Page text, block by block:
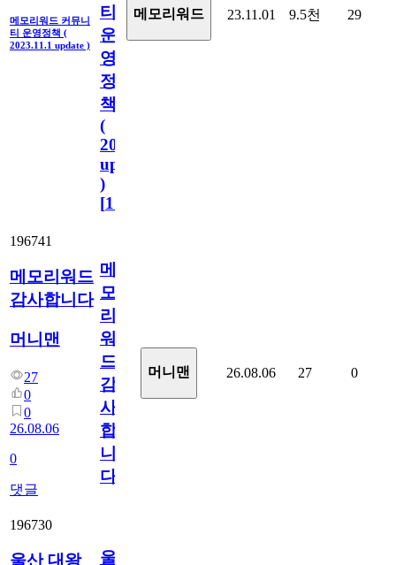
메모리워드 커뮤니
티 운영정책 (
2023.11.1 update )
티
운
영
정
책
(
2023.11.1
update
)
[110
메모리워드 23.11.01 9.5천 29
196741
메모리워드
감사합니다
머니맨
27
0
0
26.08.06
0
댓글
메
모
리
워
드
감
사
합
니
다
머니맨 26.08.06 27 0
196730
울산 대왕 울